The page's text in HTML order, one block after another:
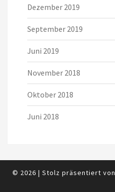
Dezember 2019
September 2019
Juni 2019
November 2018
Oktober 2018
Juni 2018
© 2026 | Stolz präsentiert von